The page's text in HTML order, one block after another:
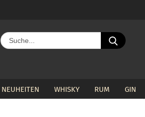
Suche...
NEUHEITEN WHISKY RUM GIN